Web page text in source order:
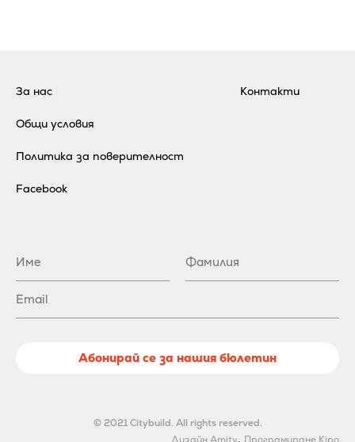
За нас
Общи условия
Политика за поверителност
Контакти
Facebook
Абонирай се за нашия бюлетин
© 2021 Citybuild. All rights reserved.
.